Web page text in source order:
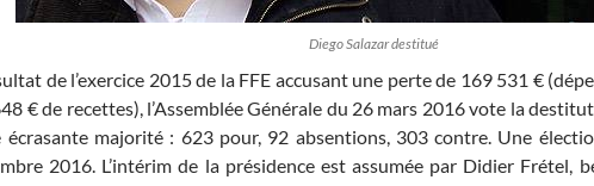
Diego Salazar destitué
de l’exercice 2015 de la FFE accusant une perte de 169 531 €
€ de recettes), l’Assemblée Générale du 26 mars 2016 vote la
écrasante majorité : 623 pour, 92 absentions, 303 contre. Une
2016. L’intérim de la présidence est assumée par Didier Frétel,